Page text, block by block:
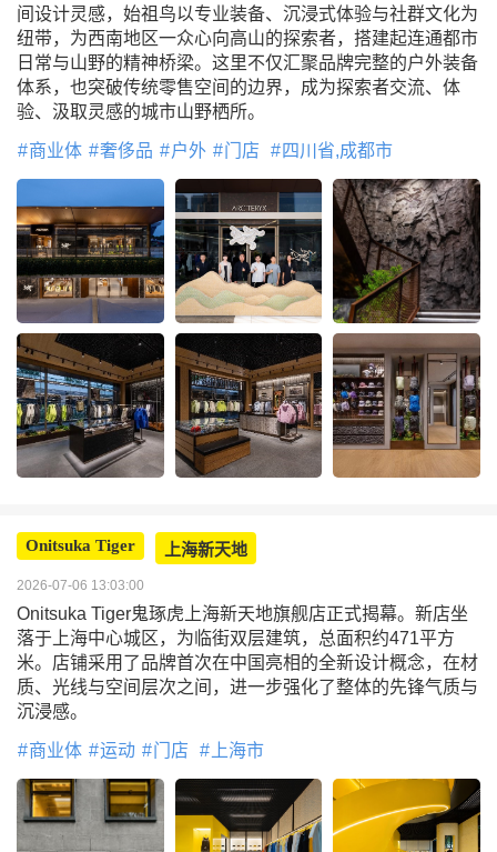
间设计灵感，始祖鸟以专业装备、沉浸式体验与社群文化为
纽带，为西南地区一众心向高山的探索者，搭建起连通都市
日常与山野的精神桥梁。这里不仅汇聚品牌完整的户外装备
体系，也突破传统零售空间的边界，成为探索者交流、体
验、汲取灵感的城市山野栖所。
商业体 奢侈品 户外 门店 四川省,成都市
Onitsuka Tiger 上海新天地
2026-07-06 13:03:00
Onitsuka Tiger鬼琢虎上海新天地旗舰店正式揭幕。新店坐
落于上海中心城区，为临街双层建筑，总面积约471平方
米。店铺采用了品牌首次在中国亮相的全新设计概念，在材
质、光线与空间层次之间，进一步强化了整体的先锋气质与
沉浸感。
商业体 运动 门店 上海市